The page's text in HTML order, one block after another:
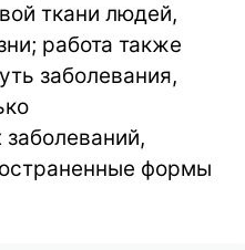
ткани людей,
работа также
заболевания,
формы